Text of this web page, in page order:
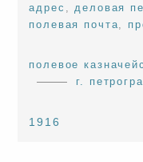
адрес деловая
полевая почта
полевое
г.
1916